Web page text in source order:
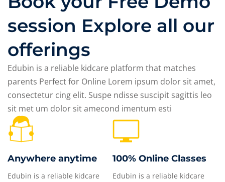
session Explore all our
offerings
Edubin is a reliable kidcare platform that matches
parents Perfect for Online Lorem ipsum dolor sit amet,
consectetur cing elit. Suspe ndisse suscipit sagittis leo
sit met um dolor sit amecond imentum esti
Anywhere anytime
Edubin is a reliable kidcare
100% Online Classes
Edubin is a reliable kidcare